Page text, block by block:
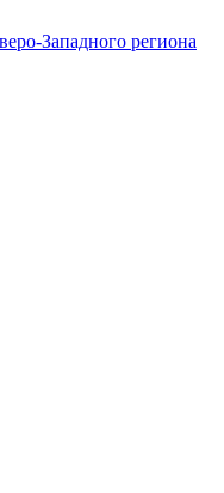
Западного региона